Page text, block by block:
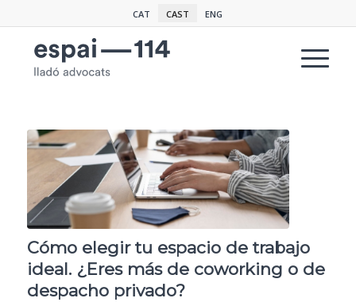
CAT CAST ENG
Cómo elegir tu espacio de trabajo
ideal. ¿Eres más de coworking o de
despacho privado?